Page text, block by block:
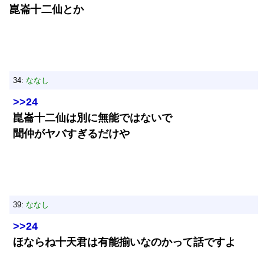
崑崙十二仙とか
34: ななし
>>24
崑崙十二仙は別に無能ではないで
聞仲がヤバすぎるだけや
39: ななし
>>24
ほならね十天君は有能揃いなのかって話ですよ